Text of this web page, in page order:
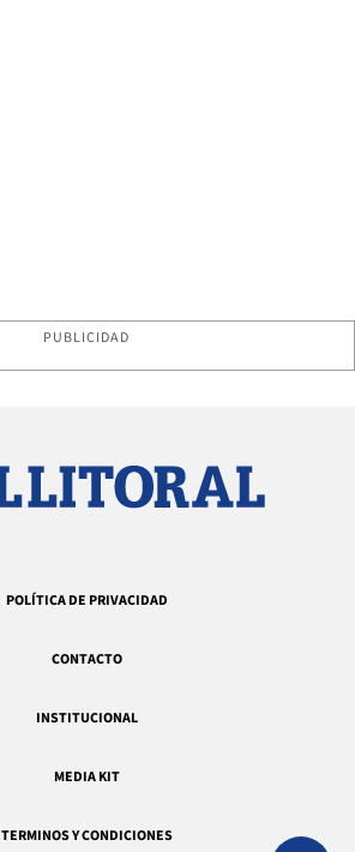
PUBLICIDAD
POLÍTICA DE PRIVACIDAD
CONTACTO
INSTITUCIONAL
MEDIA KIT
TERMINOS Y CONDICIONES